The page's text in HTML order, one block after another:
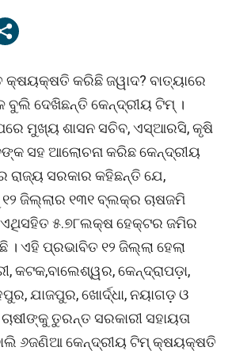
କରିଛି ଜୱାଦ? ବାତ୍ୟାରେ
ଦେଖିଛନ୍ତି କେନ୍ଦ୍ରୀୟ ଟିମ୍ ।
ମୁଖ୍ୟ ଶାସନ ସଚିବ, ଏସ୍ଆରସି, କୃଷି
ସହ ଆଲୋଚନା କରିଛ କେନ୍ଦ୍ରୀୟ
ରାଜ୍ୟ ସରକାର କହିଛନ୍ତି ଯେ,
ଜିଲ୍ଲାର ୧୩୧ ବ୍ଲକ୍ର ଚାଷଜମି
୫.୭୮ଲକ୍ଷ ହେକ୍ଟର ଜମିର
। ଏହି ପ୍ରଭାବିତ ୧୨ ଜିଲ୍ଲା ହେଲା
କଟକ,ବାଲେଶ୍ୱର, କେନ୍ଦ୍ରାପଡ଼ା,
ଯାଜପୁର, ଖୋର୍ଦ୍ଧା, ନୟାଗଡ଼ ଓ
ତୁରନ୍ତ ସରକାରୀ ସହାୟତା
୬ଜଣିଆ କେନ୍ଦ୍ରୀୟ ଟିମ୍ କ୍ଷୟକ୍ଷତି